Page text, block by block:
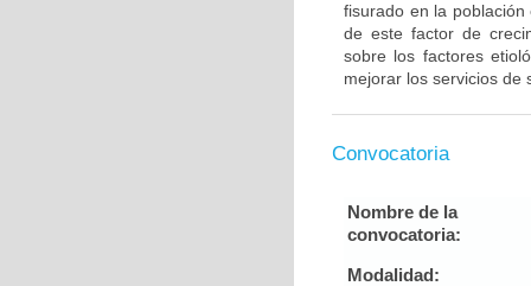
fisurado en la
de este factor de
sobre los factores
mejorar los servicios de
Convocatoria
Nombre de la
convocatoria:
Modalidad: